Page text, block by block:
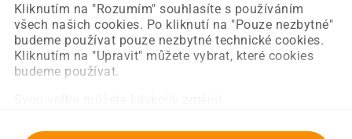
Kliknutím na "Rozumím" souhlasíte s používáním
všech našich cookies. Po kliknutí na "Pouze nezbytné"
budeme používat pouze nezbytné technické cookies.
Kliknutím na "Upravit" můžete vybrat, které cookies
budeme používat.
Obnovit stránku Úvodní strana